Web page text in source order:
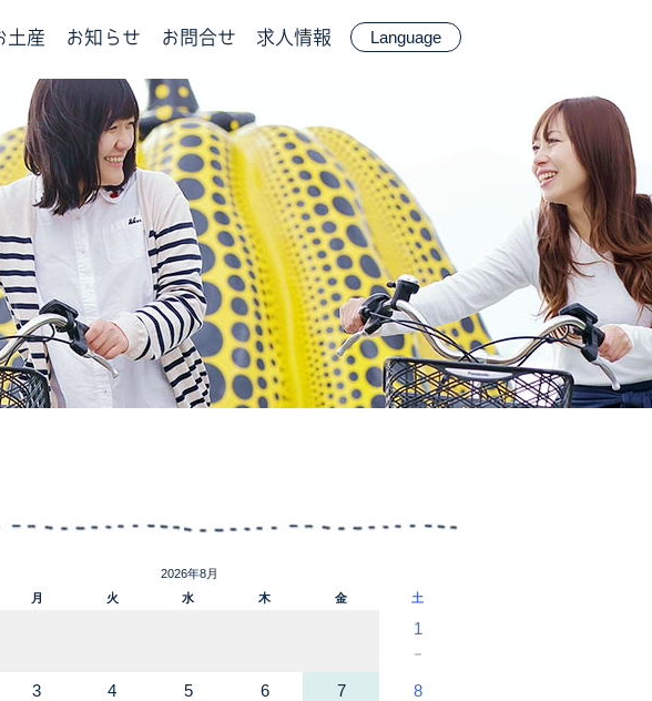
土産 お知らせ お問合せ 求人情報 Language
2026年8月
月 火 水 木 金 土
1
－
3 4 5 6 7 8